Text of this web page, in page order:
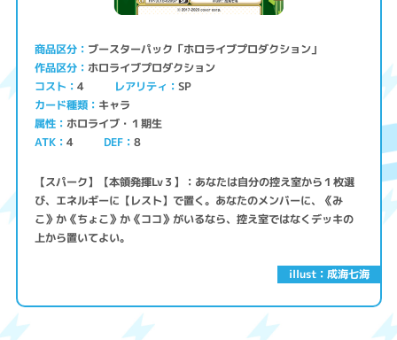
illust：成海七海
商品区分 ブースターパック「ホロライブプロダクション」
作品区分 ホロライブプロダクション
コスト 4 レアリティ SP
カード種類 キャラ
属性 ホロライブ・１期生
ATK 4 DEF 8
【スパーク】【本領発揮Lv３】：あなたは自分の控え室から１枚選
び、エネルギーに【レスト】で置く。あなたのメンバーに、《み
こ》か《ちょこ》か《ココ》がいるなら、控え室ではなくデッキの
上から置いてよい。